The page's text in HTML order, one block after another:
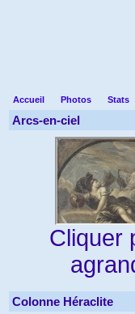
Accueil Photos Stats
Arcs-en-ciel
Cliquer
Colonne Héraclite